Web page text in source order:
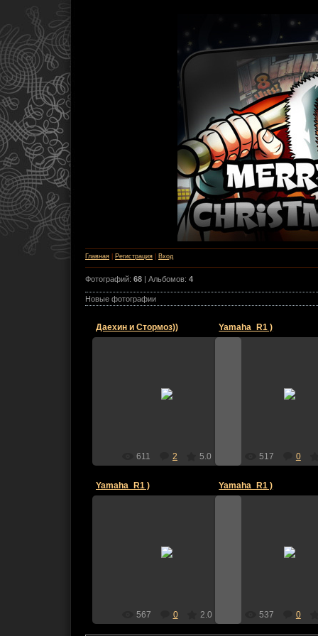
Главная Регистрация Вход
Фотографий: 68 | Альбомов: 4
Новые фотографии
Даехин и Стормоз))
611 2 5.0
Yamaha_R1 )
517 0
Yamaha_R1 )
567 0 2.0
Yamaha_R1 )
537 0